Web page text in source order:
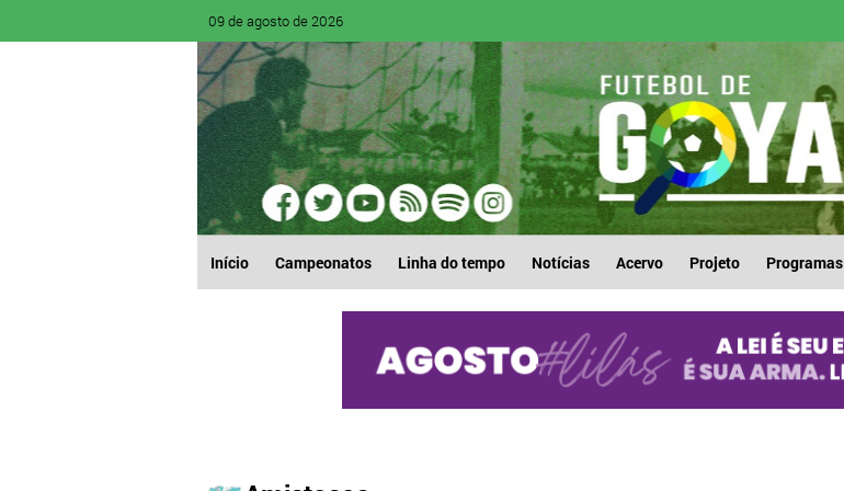
09 de agosto de 2026
Início Campeonatos Linha do tempo Notícias Acervo Projeto Programas